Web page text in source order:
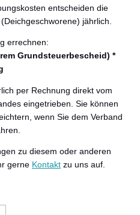
entscheiden die
jährlich.
errechnen:
Grundsteuerbescheid) *
per Rechnung direkt vom
eingetrieben. Sie können
wenn Sie dem Verband
zu diesem oder anderen
gerne Kontakt zu uns auf.